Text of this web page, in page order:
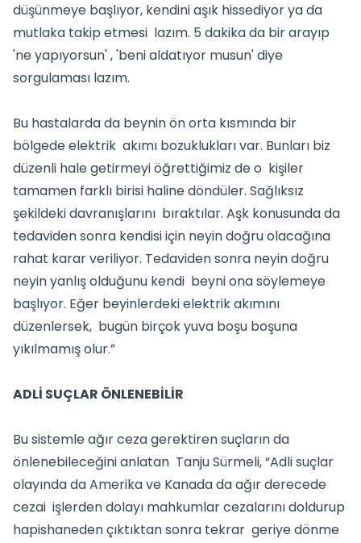
düşünmeye başlıyor, kendini aşık hissediyor ya da
mutlaka takip etmesi lazım. 5 dakika da bir arayıp
'ne yapıyorsun' , 'beni aldatıyor musun' diye
sorgulaması lazım.
Bu hastalarda da beynin ön orta kısmında bir
bölgede elektrik akımı bozuklukları var. Bunları biz
düzenli hale getirmeyi öğrettiğimiz de o kişiler
tamamen farklı birisi haline döndüler. Sağlıksız
şekildeki davranışlarını bıraktılar. Aşk konusunda da
tedaviden sonra kendisi için neyin doğru olacağına
rahat karar veriliyor. Tedaviden sonra neyin doğru
neyin yanlış olduğunu kendi beyni ona söylemeye
başlıyor. Eğer beyinlerdeki elektrik akımını
düzenlersek, bugün birçok yuva boşu boşuna
yıkılmamış olur.”
ADLİ SUÇLAR ÖNLENEBİLİR
Bu sistemle ağır ceza gerektiren suçların da
önlenebileceğini anlatan Tanju Sürmeli, “Adli suçlar
olayında da Amerika ve Kanada da ağır derecede
cezai işlerden dolayı mahkumlar cezalarını doldurup
hapishaneden çıktıktan sonra tekrar geriye dönme